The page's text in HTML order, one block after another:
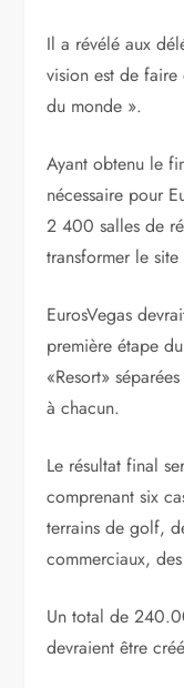
Il a révélé aux
vision est de
du monde ».
Ayant obtenu le
nécessaire pour
2 400 salles de
transformer le
EurosVegas
première étape
«Resort»
à chacun.
Le résultat final
comprenant six
terrains de golf,
commerciaux,
Un total de
devraient être